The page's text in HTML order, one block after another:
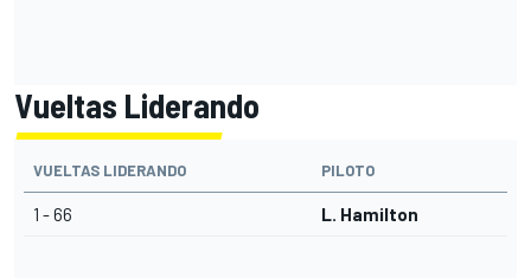
Vueltas Liderando
VUELTAS LIDERANDO PILOTO
1 - 66 L. Hamilton